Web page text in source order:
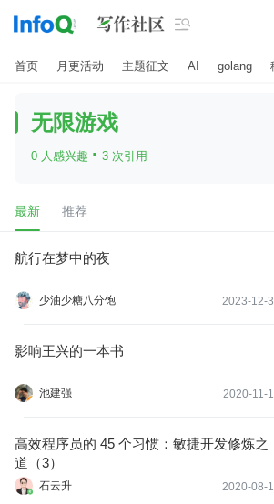

首页 月更活动 主题征文 AI golang
无限游戏
0 人感兴趣 · 3 次引用
最新 推荐
航行在梦中的夜
少油少糖八分饱 2023-12-
影响王兴的一本书
池建强 2020-11-
高效程序员的 45 个习惯：敏捷开发修炼之
道（3）
石云升 2020-08-